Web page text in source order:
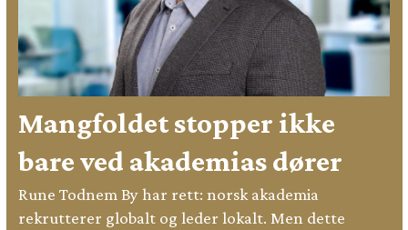
Mangfoldet stopper ikke
bare ved akademias dører
Rune Todnem By har rett: norsk akademia
rekrutterer globalt og leder lokalt. Men dette